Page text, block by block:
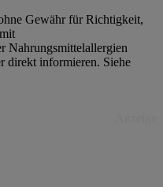
Gewähr für Richtigkeit,
Nahrungsmittelallergien
direkt informieren. Siehe